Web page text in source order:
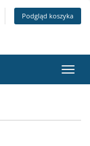
Podgląd koszyka